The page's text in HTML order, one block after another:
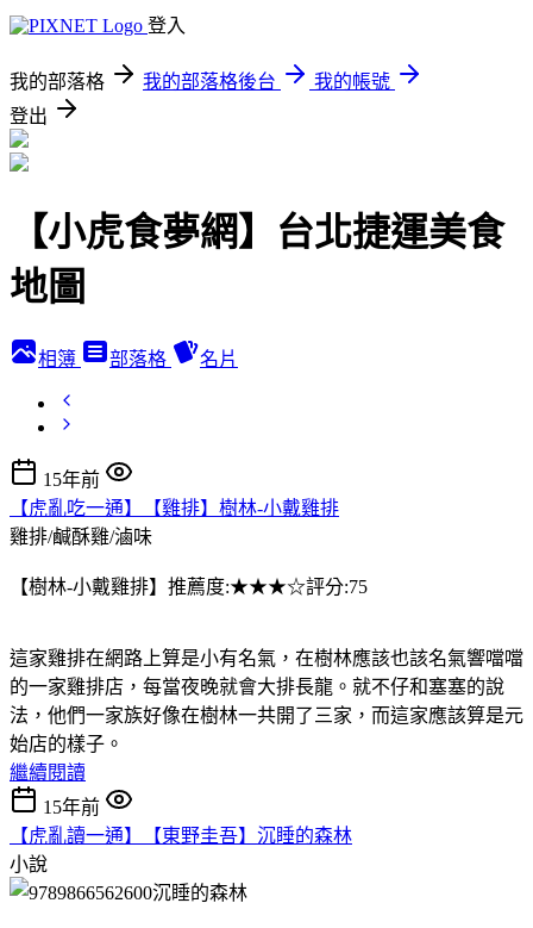
登入
我的部落格 我的部落格後台
我的帳號
登出
【小虎食夢網】台北捷運美食
地圖
相簿 部落格 名片
15年前
【虎亂吃一通】【雞排】樹林-小戴雞排
雞排/鹹酥雞/滷味
【樹林-小戴雞排】推薦度:★★★☆評分:75
這家雞排在網路上算是小有名氣，在樹林應該也該名氣響噹噹
的一家雞排店，每當夜晚就會大排長龍。就不仔和塞塞的說
法，他們一家族好像在樹林一共開了三家，而這家應該算是元
始店的樣子。
繼續閱讀
15年前
【虎亂讀一通】【東野圭吾】沉睡的森林
小說